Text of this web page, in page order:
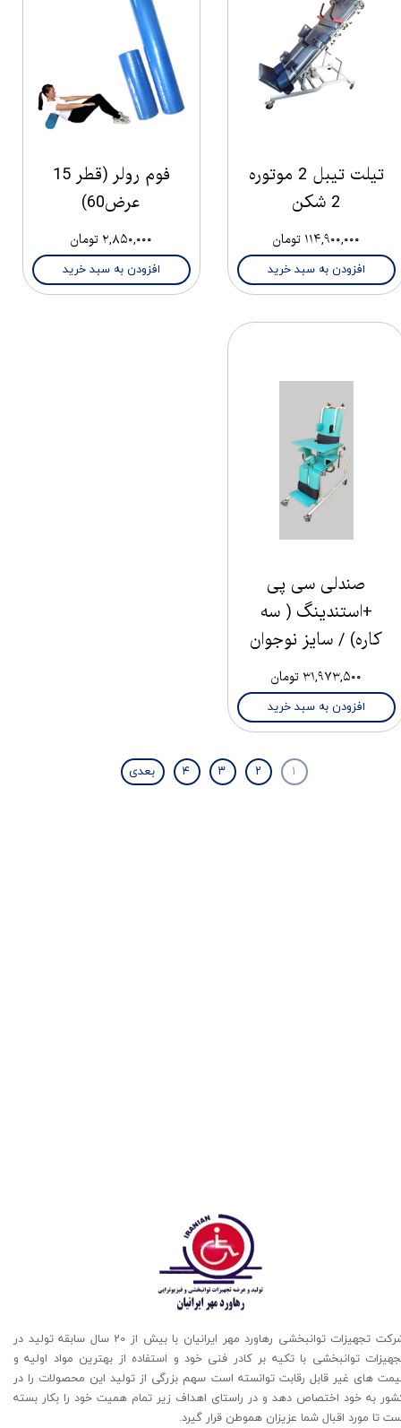
تیلت تیبل 2 موتوره
2 شکن
۱۱۴,۹۰۰,۰۰۰ تومان
افزودن به سبد خرید
فوم رولر (قطر 15
عرض60)
۲,۸۵۰,۰۰۰ تومان
افزودن به سبد خرید
صندلی سی پی
+استندینگ ( سه
کاره) / سایز نوجوان
۳۱,۹۷۳,۵۰۰ تومان
افزودن به سبد خرید
۱ ۲ ۳ ۴ بعدی
شرکت تجهیزات توانبخشی رهاورد مهر ایرانیان با بیش از 20 سال سابقه تولید در
توانبخشی با تکیه بر کادر فنی خود و استفاده از بهترین مواد اولیه و
های غیر قابل رقابت توانسته است سهم بزرگی از تولید این محصولات را در
به خود اختصاص دهد و در راستای اهداف زیر تمام همیت خود را بکار بسته
تا مورد اقبال شما عزیزان هموطن قرار گیرد​​​​​​​.